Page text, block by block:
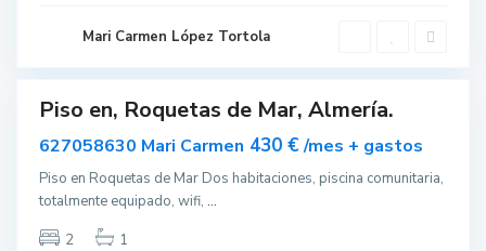
Mari Carmen López Tortola
r
Piso en, Roquetas de Mar, Almería.
627058630 Mari Carmen 430 €/mes + gastos
Piso en Roquetas de Mar Dos habitaciones, piscina comunitaria,
totalmente equipado, wifi, ...
2
1